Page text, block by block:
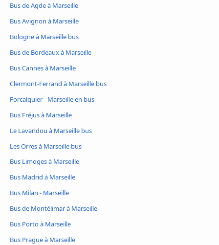
Bus de Agde à Marseille
Bus Avignon à Marseille
Bologne à Marseille bus
Bus de Bordeaux à Marseille
Bus Cannes à Marseille
Clermont-Ferrand à Marseille bus
Forcalquier - Marseille en bus
Bus Fréjus à Marseille
Le Lavandou à Marseille bus
Les Orres à Marseille bus
Bus Limoges à Marseille
Bus Madrid à Marseille
Bus Milan - Marseille
Bus de Montélimar à Marseille
Bus Porto à Marseille
Bus Prague à Marseille